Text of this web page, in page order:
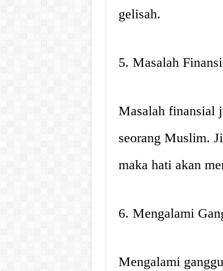
gelisah.
5. Masalah
Masalah finansial
seorang Muslim.
maka hati akan
6. Mengalami
Mengalami